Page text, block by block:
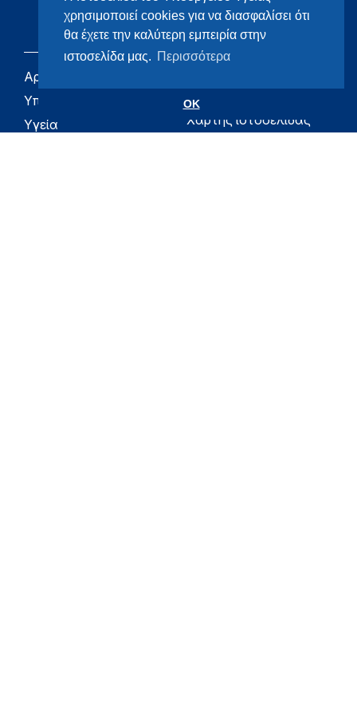
χρησιμοποιεί cookies για να διασφαλίσει ότι
θα έχετε την καλύτερη εμπειρία στην
ιστοσελίδα μας. Περισσότερα
OK
Αρχική
Υπουργείο
Υγεία
Υγεία
Χάρτης ιστοσελίδας